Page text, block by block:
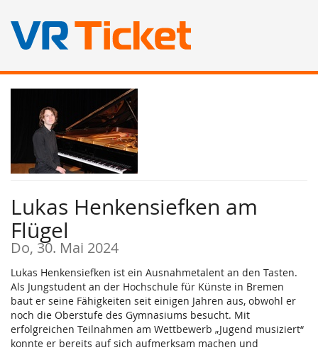
Zum
springen
Lukas Henkensiefken am
Flügel
Do, 30. Mai 2024
Lukas Henkensiefken ist ein Ausnahmetalent an den Tasten.
Als Jungstudent an der Hochschule für Künste in Bremen
baut er seine Fähigkeiten seit einigen Jahren aus, obwohl er
noch die Oberstufe des Gymnasiums besucht. Mit
erfolgreichen Teilnahmen am Wettbewerb „Jugend musiziert“
konnte er bereits auf sich aufmerksam machen und